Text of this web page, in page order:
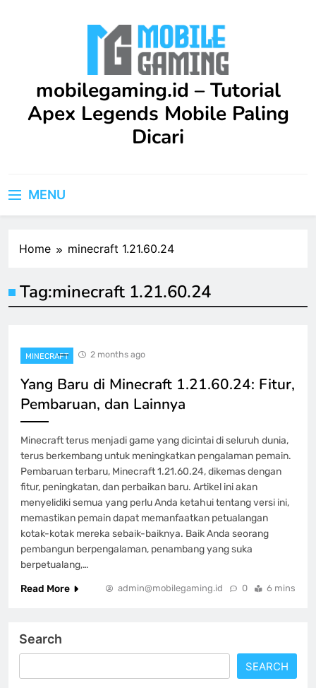
mobilegaming.id – Tutorial
Apex Legends Mobile Paling
Dicari
saran profesional yang bisa langsung kamu terapkan
MENU
Home minecraft 1.21.60.24
Tag:minecraft 1.21.60.24
MINECRAFT 2 months ago
Yang Baru di Minecraft 1.21.60.24: Fitur,
Pembaruan, dan Lainnya
Minecraft terus menjadi game yang dicintai di seluruh dunia,
terus berkembang untuk meningkatkan pengalaman pemain.
Pembaruan terbaru, Minecraft 1.21.60.24, dikemas dengan
fitur, peningkatan, dan perbaikan baru. Artikel ini akan
menyelidiki semua yang perlu Anda ketahui tentang versi ini,
memastikan pemain dapat memanfaatkan petualangan
kotak-kotak mereka sebaik-baiknya. Baik Anda seorang
pembangun berpengalaman, penambang yang suka
berpetualang,…
Read More
admin@mobilegaming.id 0 6 mins
Search
SEARCH